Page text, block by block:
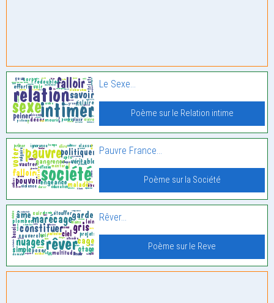
Le Sexe…
Poème sur le Relation intime
Pauvre France…
Poème sur la Société
Rêver…
Poème sur le Reve